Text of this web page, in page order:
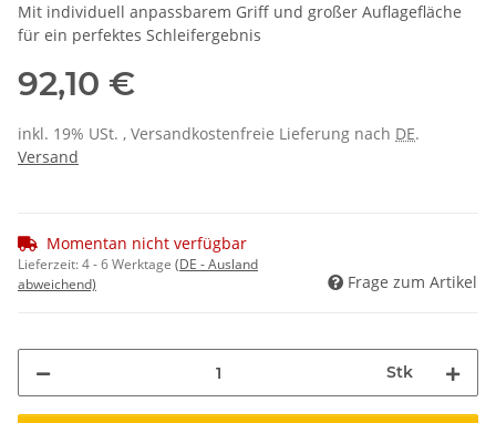
Mit individuell anpassbarem Griff und großer Auflagefläche
für ein perfektes Schleifergebnis
92,10 €
inkl. 19% USt. , Versandkostenfreie Lieferung nach DE.
Versand
Momentan nicht verfügbar
Lieferzeit:4 - 6 Werktage (DE - Ausland
abweichend)
Frage zum Artikel
Stk